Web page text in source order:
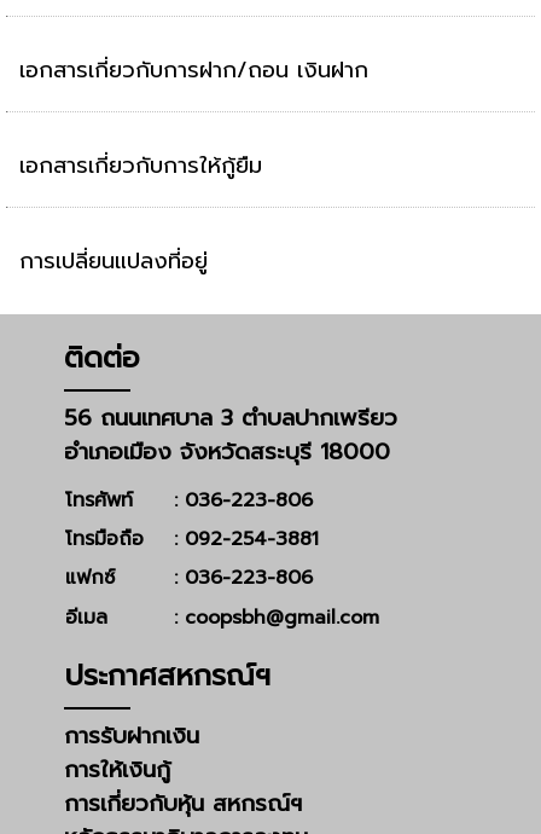
เอกสารเกี่ยวกับการฝาก/ถอน เงินฝาก
เอกสารเกี่ยวกับการให้กู้ยืม
การเปลี่ยนแปลงที่อยู่
ติดต่อ
56 ถนนเทศบาล 3 ตำบลปากเพรียว
อำเภอเมือง จังหวัดสระบุรี 18000
โทรศัพท์
: 036-223-806
โทรมือถือ
: 092-254-3881
แฟกซ์
: 036-223-806
อีเมล
: coopsbh@gmail.com
ประกาศสหกรณ์ฯ
การรับฝากเงิน
การให้เงินกู้
การเกี่ยวกับหุ้น สหกรณ์ฯ